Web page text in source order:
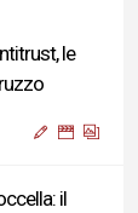
le
il